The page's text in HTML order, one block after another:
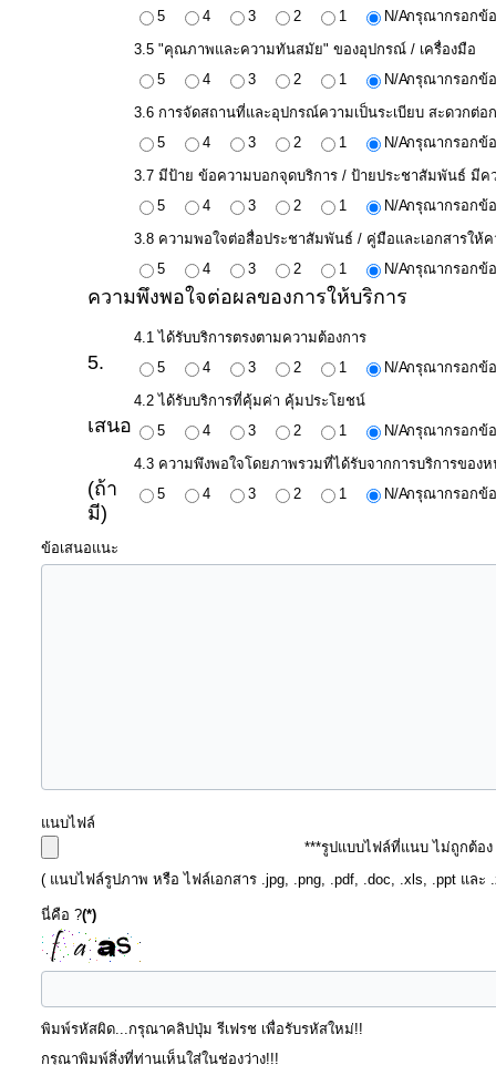
โปร่งใส
การ
ติดต่อ
5
4 3 2 1 N/Aกรุณากรอกข้
3.5 "คุณภาพและความทันสมัย" ของอุปกรณ์ / เครื่องมือ
5
4 3 2 1 N/Aกรุณากรอกข้
3.6 การจัดสถานที่และอุปกรณ์ความเป็นระเบียบ สะดวกต่อ
5
4 3 2 1 N/Aกรุณากรอกข้
3.7 มีป้าย ข้อความบอกจุดบริการ / ป้ายประชาสัมพันธ์ มีค
5
4 3 2 1 N/Aกรุณากรอกข้
3.8 ความพอใจต่อสื่อประชาสัมพันธ์ / คู่มือและเอกสารให้ค
5
4 3 2 1 N/Aกรุณากรอกข้
ความพึงพอใจต่อผลของการให้บริการ
4.1 ได้รับบริการตรงตามความต้องการ
5
4 3 2 1 N/Aกรุณากรอกข้
4.2 ได้รับบริการที่คุ้มค่า คุ้มประโยชน์
5
4 3 2 1 N/Aกรุณากรอกข้
4.3 ความพึงพอใจโดยภาพรวมที่ได้รับจากการบริการของ
5
4 3 2 1 N/Aกรุณากรอกข้
5.
เสนอ
(ถ้า
มี)
ข้อเสนอแนะ
แนบไฟล์
***รูปแบบไฟล์ที่แนบ ไม่ถูกต้อ
( แนบไฟล์รูปภาพ หรือ ไฟล์เอกสาร .jpg, .png, .pdf, .doc, .xls, .ppt และ
นี่คือ ?(*)
พิมพ์รหัสผิด...กรุณาคลิปปุ่ม รีเฟรช เพื่อรับรหัสใหม่!!
กรุณาพิมพ์สิ่งที่ท่านเห็นใส่ในช่องว่าง!!!